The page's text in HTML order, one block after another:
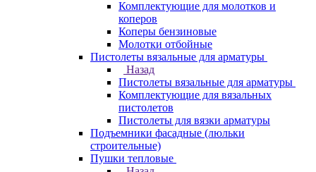
Комплектующие для молотков и
коперов
Коперы бензиновые
Молотки отбойные
Пистолеты вязальные для арматуры
Назад
Пистолеты вязальные для арматуры
Комплектующие для вязальных
пистолетов
Пистолеты для вязки арматуры
Подъемники фасадные (люльки
строительные)
Пушки тепловые